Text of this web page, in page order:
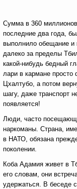
Сумма в 360
последние два года,
выполнило обещание и
далеко за пределы
какой-нибудь бедный
лари в кармане просто
Цхалтубо, а потом
шагу, даже транспорт
появляется!
Люди, часто
наркоманы. Страна,
в НАТО, обязана
поколении.
Коба Адамия живет в
его словам, они
удержаться. В